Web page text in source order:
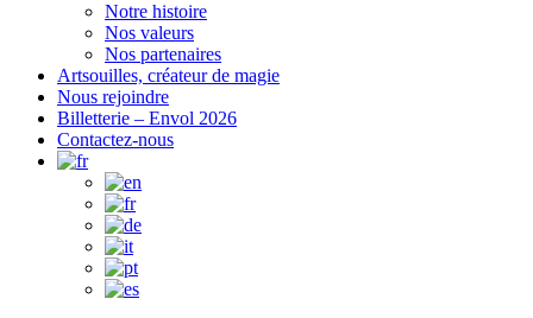
Notre histoire
Nos valeurs
Nos partenaires
Artsouilles, créateur de magie
Nous rejoindre
Billetterie – Envol 2026
Contactez-nous